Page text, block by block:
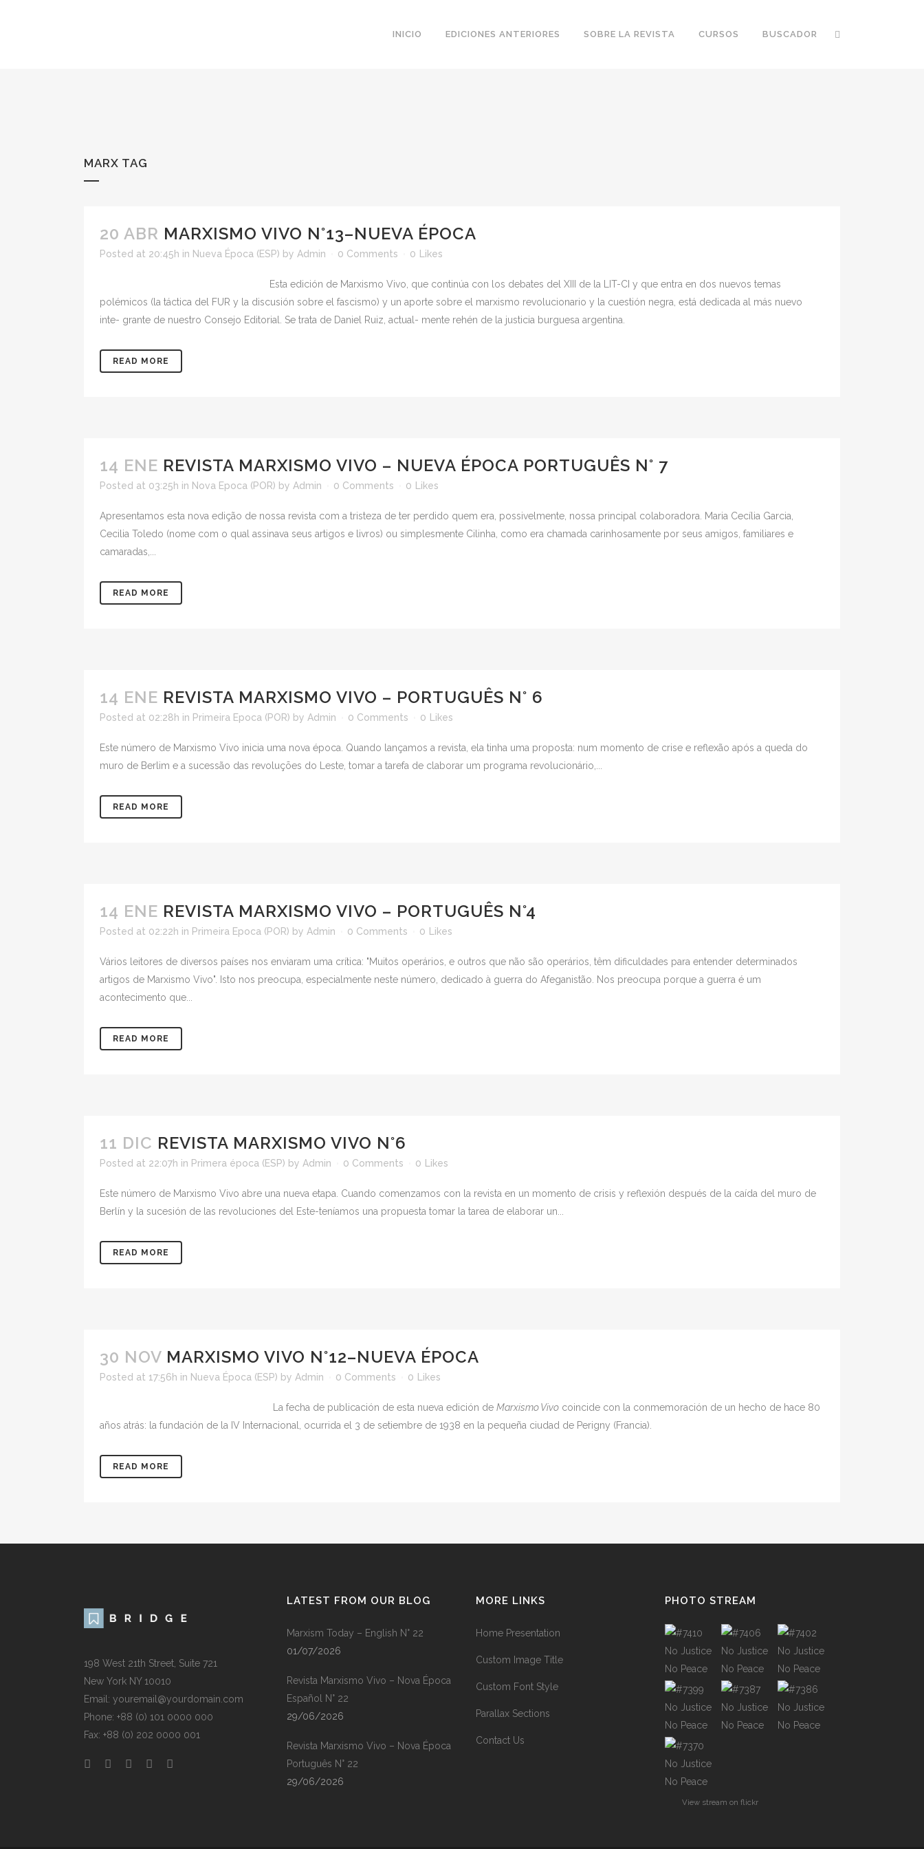
INICIO EDICIONES ANTERIORES SOBRE LA REVISTA CURSOS BUSCADOR
MARX TAG
20 ABR MARXISMO VIVO N°13–NUEVA ÉPOCA
Posted at 20:45h in Nueva Época (ESP) by Admin 0 Comments 0 Likes
Esta edición de Marxismo Vivo, que continúa con los debates del XIII de la LIT-CI y que entra en dos nuevos temas
polémicos (la táctica del FUR y la discusión sobre el fascismo) y un aporte sobre el marxismo revolucionario y la cuestión negra, está dedicada al más nuevo
inte- grante de nuestro Consejo Editorial. Se trata de Daniel Ruiz, actual- mente rehén de la justicia burguesa argentina.
READ MORE
14 ENE REVISTA MARXISMO VIVO – NUEVA ÉPOCA PORTUGUÊS N° 7
Posted at 03:25h in Nova Epoca (POR) by Admin 0 Comments 0 Likes
Apresentamos esta nova edição de nossa revista com a tristeza de ter perdido quem era, possivelmente, nossa principal colaboradora. Maria Cecília Garcia,
Cecilia Toledo (nome com o qual assinava seus artigos e livros) ou simplesmente Cilinha, como era chamada carinhosamente por seus amigos, familiares e
camaradas,...
READ MORE
14 ENE REVISTA MARXISMO VIVO – PORTUGUÊS N° 6
Posted at 02:28h in Primeira Epoca (POR) by Admin 0 Comments 0 Likes
Este número de Marxismo Vivo inicia uma nova época. Quando lançamos a revista, ela tinha uma proposta: num momento de crise e reflexão após a queda do
muro de Berlim e a sucessão das revoluções do Leste, tomar a tarefa de claborar um programa revolucionário,...
READ MORE
14 ENE REVISTA MARXISMO VIVO – PORTUGUÊS N°4
Posted at 02:22h in Primeira Epoca (POR) by Admin 0 Comments 0 Likes
Vários leitores de diversos países nos enviaram uma crítica: "Muitos operários, e outros que não são operários, têm dificuldades para entender determinados
artigos de Marxismo Vivo". Isto nos preocupa, especialmente neste número, dedicado à guerra do Afeganistão. Nos preocupa porque a guerra é um
acontecimento que...
READ MORE
11 DIC REVISTA MARXISMO VIVO N°6
Posted at 22:07h in Primera época (ESP) by Admin 0 Comments 0 Likes
Este número de Marxismo Vivo abre una nueva etapa. Cuando comenzamos con la revista en un momento de crisis y reflexión después de la caída del muro de
Berlín y la sucesión de las revoluciones del Este-teníamos una propuesta tomar la tarea de elaborar un...
READ MORE
30 NOV MARXISMO VIVO N°12–NUEVA ÉPOCA
Posted at 17:56h in Nueva Época (ESP) by Admin 0 Comments 0 Likes
La fecha de publicación de esta nueva edición de Marxismo Vivo coincide con la conmemoración de un hecho de hace 80
años atrás: la fundación de la IV Internacional, ocurrida el 3 de setiembre de 1938 en la pequeña ciudad de Perigny (Francia).
READ MORE
198 West 21th Street, Suite 721
New York NY 10010
Email: youremail@yourdomain.com
Phone: +88 (0) 101 0000 000
Fax: +88 (0) 202 0000 001
LATEST FROM OUR BLOG
Marxism Today – English N° 22
01/07/2026
Revista Marxismo Vivo – Nova Época
Español N° 22
29/06/2026
Revista Marxismo Vivo – Nova Época
Português N° 22
29/06/2026
MORE LINKS
Home Presentation
Custom Image Title
Custom Font Style
Parallax Sections
Contact Us
PHOTO STREAM
View stream on flickr